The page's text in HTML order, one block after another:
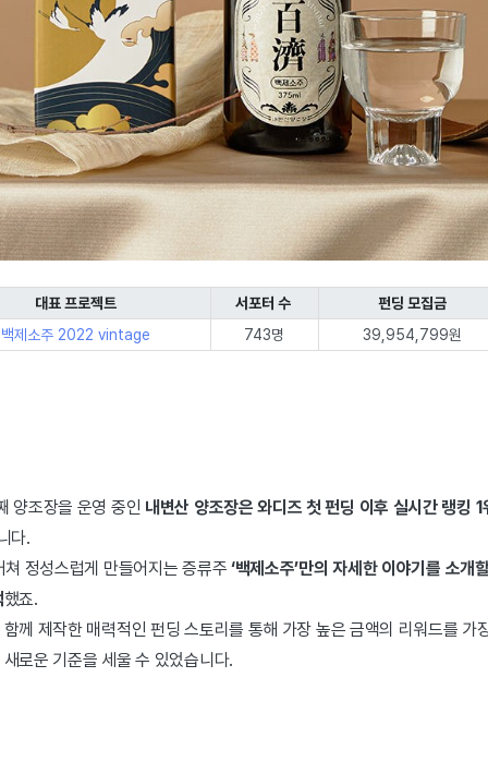
대표 프로젝트 서포터 수
펀딩 모집금
백제소주 2022 vintage
743명 39,954,799원
양조장을 운영 중인 내변산 양조장은 와디즈 첫 펀딩 이후 실시간 랭킹
다.
정성스럽게 만들어지는 증류주 ‘백제소주’만의 자세한 이야기를 소개
했죠.
께 제작한 매력적인 펀딩 스토리를 통해 가장 높은 금액의 리워드를 가
로운 기준을 세울 수 있었습니다.